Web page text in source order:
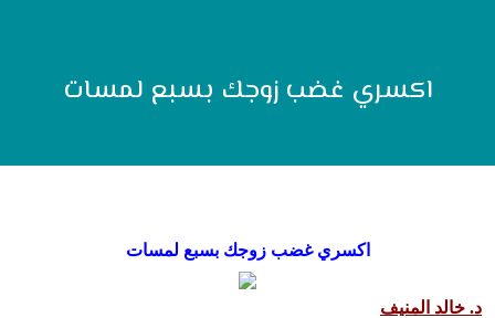
اكسري غضب زوجك بسبع لمسات
اكسري غضب زوجك بسبع لمسات
د. خالد المنيف